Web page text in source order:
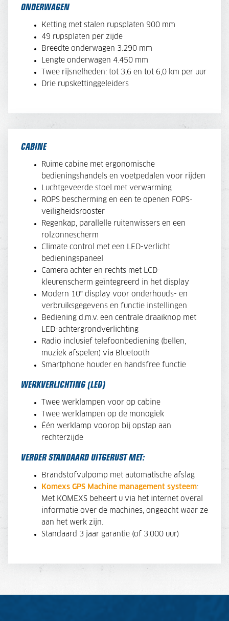
ONDERWAGEN
Ketting met stalen rupsplaten 900 mm
49 rupsplaten per zijde
Breedte onderwagen 3.290 mm
Lengte onderwagen 4.450 mm
Twee rijsnelheden: tot 3,6 en tot 6,0 km per uur
Drie rupskettinggeleiders
CABINE
Ruime cabine met ergonomische
bedieningshandels en voetpedalen voor rijden
Luchtgeveerde stoel met verwarming
ROPS bescherming en een te openen FOPS-
veiligheidsrooster
Regenkap, parallelle ruitenwissers en een
rolzonnescherm
Climate control met een LED-verlicht
bedieningspaneel
Camera achter en rechts met LCD-
kleurenscherm geïntegreerd in het display
Modern 10” display voor onderhouds- en
verbruiksgegevens en functie instellingen
Bediening d.m.v. een centrale draaiknop met
LED-achtergrondverlichting
Radio inclusief telefoonbediening (bellen,
muziek afspelen) via Bluetooth
Smartphone houder en handsfree functie
WERKVERLICHTING (LED)
Twee werklampen voor op cabine
Twee werklampen op de monogiek
Één werklamp voorop bij opstap aan
rechterzijde
VERDER STANDAARD UITGERUST MET:
Brandstofvulpomp met automatische afslag
Komexs GPS Machine management systeem:
Met KOMEXS beheert u via het internet overal
informatie over de machines, ongeacht waar ze
aan het werk zijn.
Standaard 3 jaar garantie (of 3.000 uur)